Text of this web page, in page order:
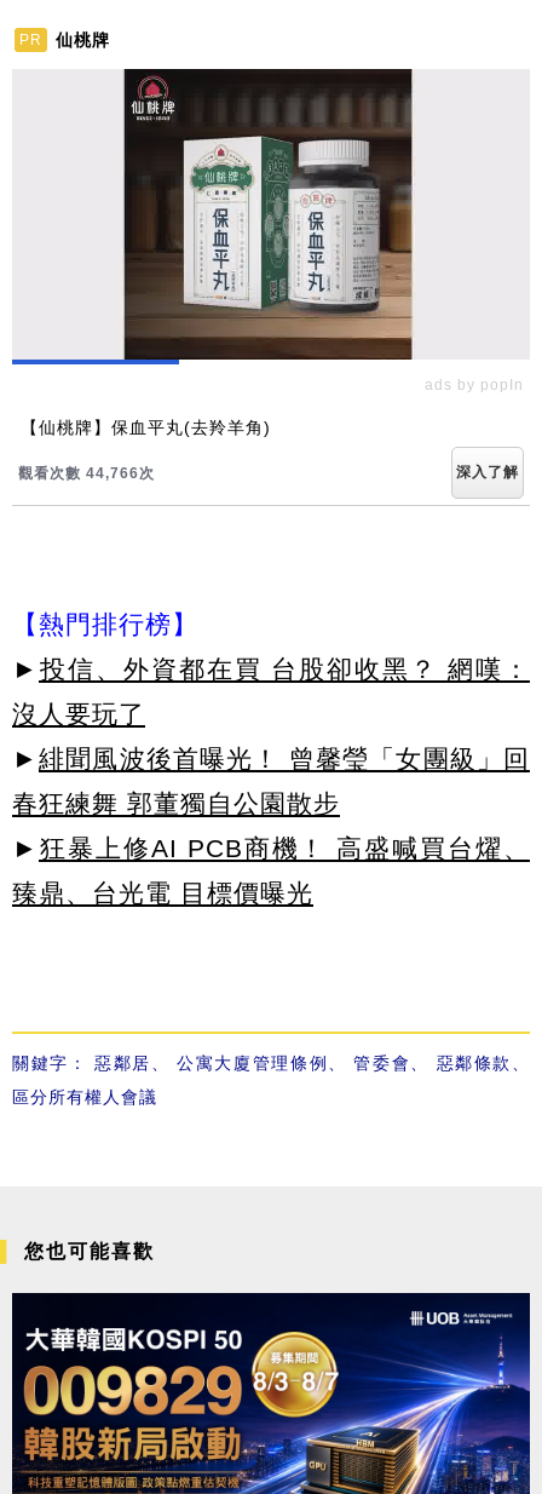
PR 仙桃牌
ads by popIn
【仙桃牌】保血平丸(去羚羊角)
觀看次數 44,766次 深入了解
【熱門排行榜】
► 投信、外資都在買 台股卻收黑？ 網嘆：
沒人要玩了
► 緋聞風波後首曝光！ 曾馨瑩「女團級」回
春狂練舞 郭董獨自公園散步
► 狂暴上修AI PCB商機！ 高盛喊買台燿、
臻鼎、台光電 目標價曝光
關鍵字：惡鄰居 、公寓大廈管理條例 、管委會 惡鄰條款
區分所有權人會議
您也可能喜歡